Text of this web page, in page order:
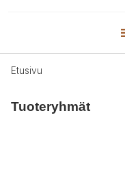
Etusivu
Tuoteryhmät